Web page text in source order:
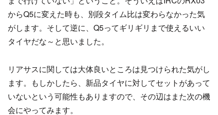
からQ5に変えた時も、別段タイム比は変わらなかった気
がします。そして逆に、Q5ってギリギリまで使えるいい
タイヤだな～と思いました。
リアサスに関しては大体良いところは見つけられた気がし
ます。もしかしたら、新品タイヤに対してセットがあって
いないという可能性もありますので、その辺はまた次の機
会にやってみます。